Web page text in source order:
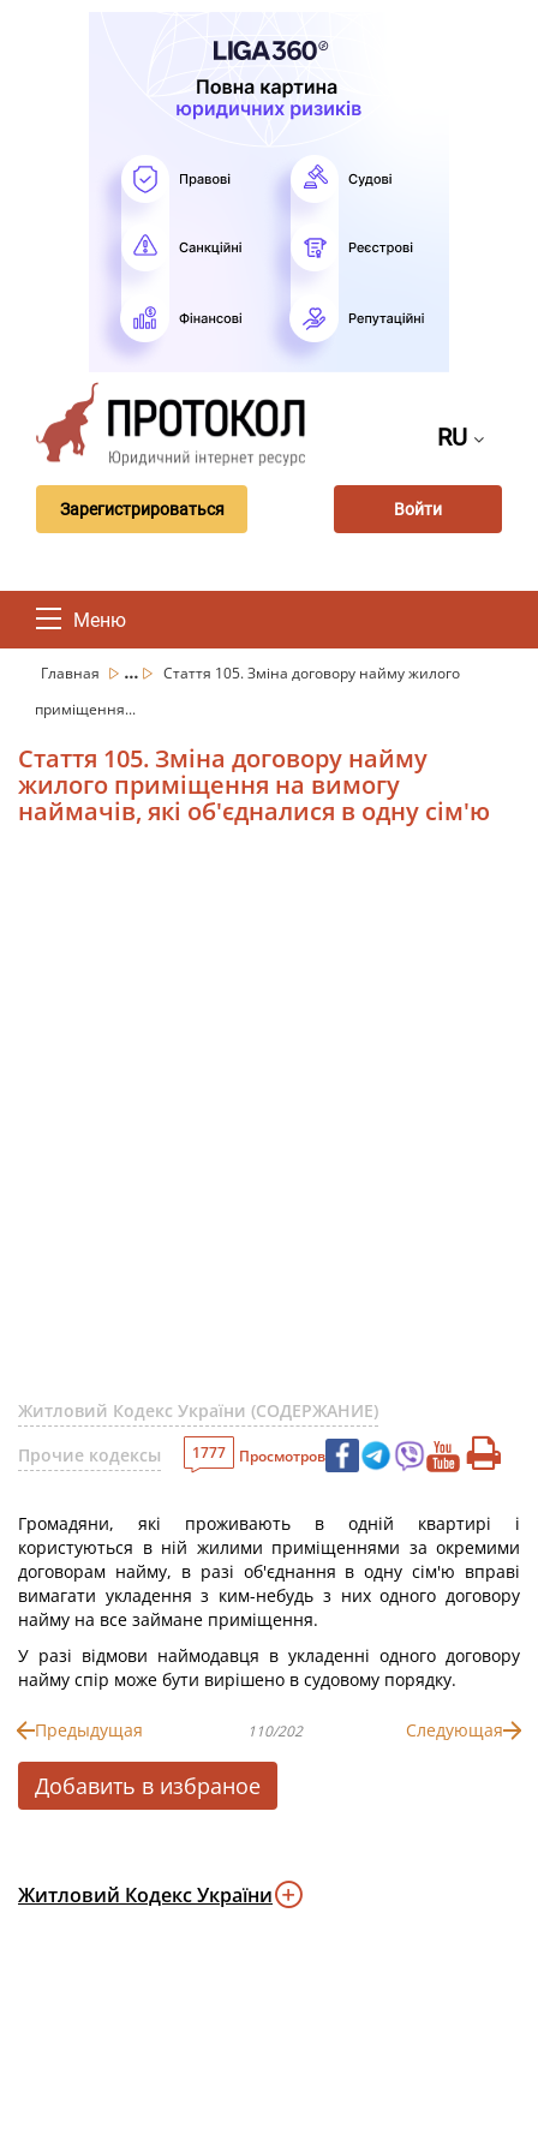
RU
Зарегистрироваться Войти
Меню
Главная ...
Стаття 105. Зміна договору найму жилого
приміщення...
Стаття 105. Зміна договору найму
жилого приміщення на вимогу
наймачів, які об'єдналися в одну сім'ю
Житловий Кодекс України (СОДЕРЖАНИЕ)
Прочие кодексы
1777 Просмотров
Громадяни, які проживають в одній квартирі і
користуються в ній жилими приміщеннями за окремими
договорам найму, в разі об'єднання в одну сім'ю вправі
вимагати укладення з ким-небудь з них одного договору
найму на все займане приміщення.
У разі відмови наймодавця в укладенні одного договору
найму спір може бути вирішено в судовому порядку.
Предыдущая 110/202 Следующая
Добавить в избраное
Житловий Кодекс України